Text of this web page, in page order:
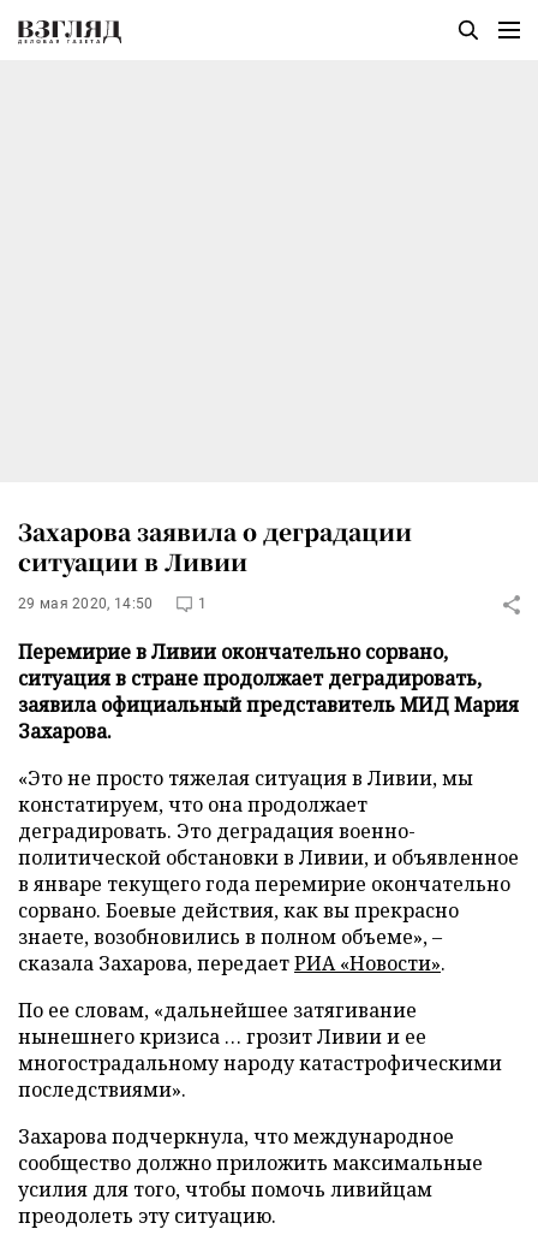
Захарова заявила о деградации
ситуации в Ливии
29 мая 2020, 14:50 1
Перемирие в Ливии окончательно сорвано,
ситуация в стране продолжает деградировать,
заявила официальный представитель МИД Мария
Захарова.
«Это не просто тяжелая ситуация в Ливии, мы
констатируем, что она продолжает
деградировать. Это деградация военно-
политической обстановки в Ливии, и объявленное
в январе текущего года перемирие окончательно
сорвано. Боевые действия, как вы прекрасно
знаете, возобновились в полном объеме», –
сказала Захарова, передаетРИА «Новости».
По ее словам, «дальнейшее затягивание
нынешнего кризиса … грозит Ливии и ее
многострадальному народу катастрофическими
последствиями».
Захарова подчеркнула, что международное
сообщество должно приложить максимальные
усилия для того, чтобы помочь ливийцам
преодолеть эту ситуацию.